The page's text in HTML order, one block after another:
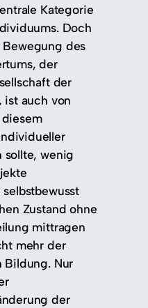
Kategorie
Doch
des
der
der
ist auch von
sollte, wenig
Zustand ohne
mittragen
mehr der
Bildung. Nur
der